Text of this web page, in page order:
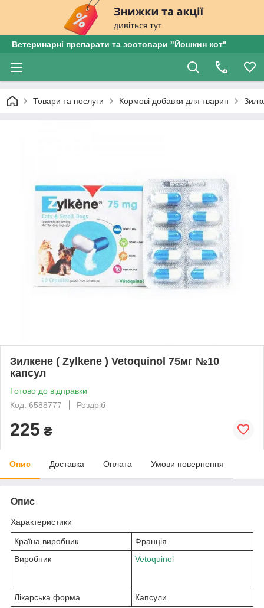
Ветеринарні препарати та зоотовари "Йошкин кот"
Товари та послуги Кормові добавки для тварин
Зилкене ( Zylkene ) Vetoquinol 75мг №10
капсул
Готово до відправки
Код: 6588777
Роздріб
225 ₴
Опис Доставка Оплата Умови повернення
Опис
Характеристики
Країна виробник
Франція
Виробник
Vetoquinol
Лікарська форма Капсули